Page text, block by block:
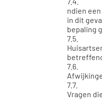
ndien
in dit
bepaling
7.5.
7.6.
7.7.
Vragen